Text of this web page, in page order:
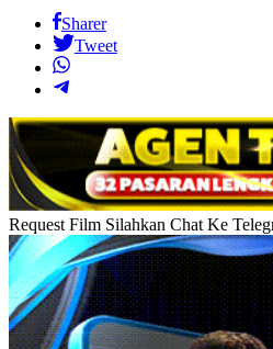
Sharer
Tweet
Request Film Silahkan Chat Ke